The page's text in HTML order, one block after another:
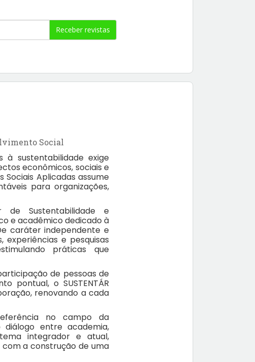
Receber revistas
Social
à sustentabilidade exige
econômicos, sociais e
Aplicadas assume
para organizações,
de Sustentabilidade e
e acadêmico dedicado à
caráter independente e
e pesquisas
práticas que
de pessoas de
pontual, o SUSTENTÁR
renovando a cada
no campo da
diálogo entre academia,
integrador e atual,
a construção de uma